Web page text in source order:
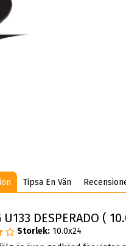
Tipsa En Vän
U133 DESPERADO (
Storlek: 10.0x24